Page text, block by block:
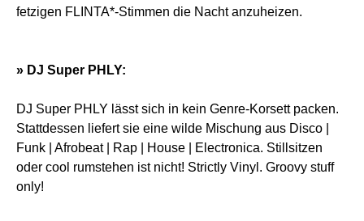
fetzigen FLINTA*-Stimmen die Nacht anzuheizen.
» DJ Super PHLY:
DJ Super PHLY lässt sich in kein Genre-Korsett packen.
Stattdessen liefert sie eine wilde Mischung aus Disco |
Funk | Afrobeat | Rap | House | Electronica. Stillsitzen
oder cool rumstehen ist nicht! Strictly Vinyl. Groovy stuff
only!